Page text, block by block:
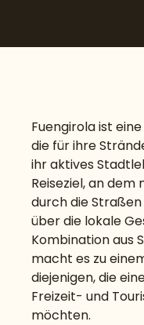
Fuengirola ist
die für ihre
ihr aktives
Reiseziel, an dem
durch die
über die lokale
Kombination aus
macht es zu
diejenigen, die
Freizeit- und
möchten.